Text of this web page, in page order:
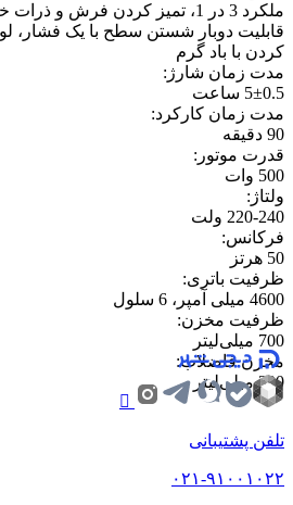
کردن با باد گرم
مدت زمان شارژ :
5±0.5 ساعت
مدت زمان کارکرد:
90 دقیقه
قدرت موتور :
500 وات
ولتاژ :
220-240 ولت
فرکانس:
50 هرتز
ظرفیت باتری:
4600 میلی آمپر، 6 سلول
ظرفیت مخزن:
700 میلی‌لیتر
مخزن فاضلاب:
300 میلی‌لیتر
تلفن پشتیبانی
۰۲۱-۹۱۰۰۱۰۲۲